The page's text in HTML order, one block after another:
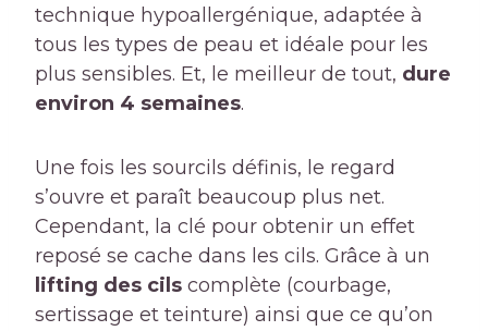
technique hypoallergénique, adaptée à
tous les types de peau et idéale pour les
plus sensibles. Et, le meilleur de tout, dure
environ 4 semaines.
Une fois les sourcils définis, le regard
s’ouvre et paraît beaucoup plus net.
Cependant, la clé pour obtenir un effet
reposé se cache dans les cils. Grâce à un
lifting des cils complète (courbage,
sertissage et teinture) ainsi que ce qu’on